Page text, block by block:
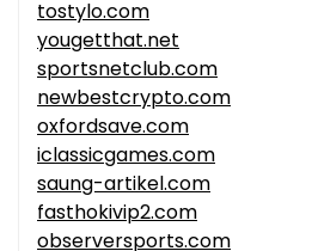
tostylo.com
yougetthat.net
sportsnetclub.com
newbestcrypto.com
oxfordsave.com
iclassicgames.com
saung-artikel.com
fasthokivip2.com
observersports.com